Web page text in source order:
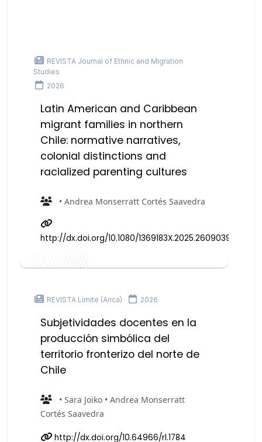
REVISTA Journal of Ethnic and Migration
Studies
2026
Latin American and Caribbean
migrant families in northern
Chile: normative narratives,
colonial distinctions and
racialized parenting cultures
• Andrea Monserratt Cortés Saavedra
http://dx.doi.org/10.1080/1369183X.2025.2609039
REVISTA Límite (Arica) 2026
Subjetividades docentes en la
producción simbólica del
territorio fronterizo del norte de
Chile
• Sara Joiko • Andrea Monserratt
Cortés Saavedra
http://dx.doi.org/10.64966/rl.1784